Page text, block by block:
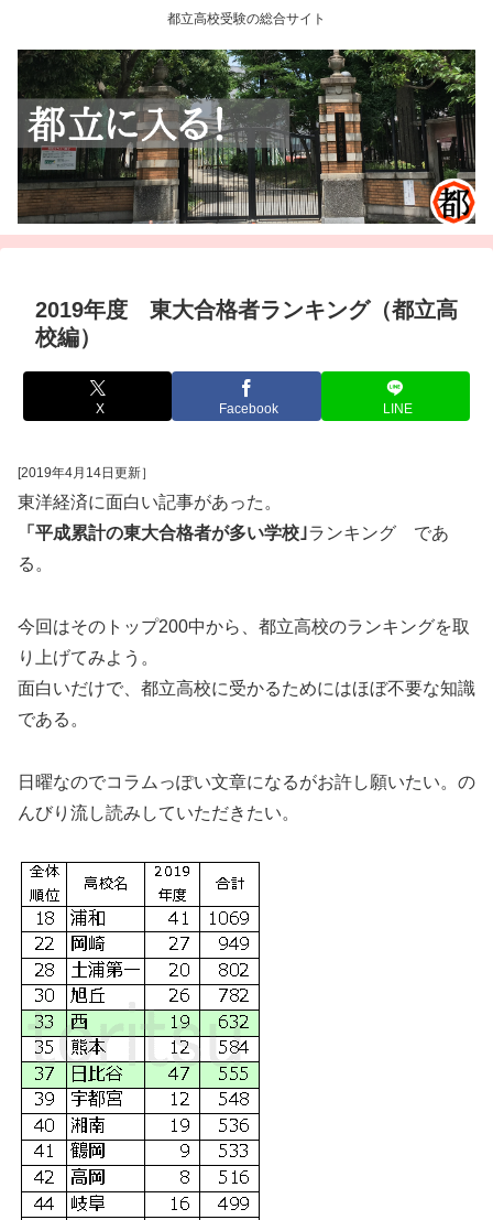
都立高校受験の総合サイト
2019年度 東大合格者ランキング（都立高
校編）
X Facebook LINE
[2019年4月14日更新］
東洋経済に面白い記事があった。
「平成累計の東大合格者が多い学校｣ランキング であ
る。
今回はそのトップ200中から、都立高校のランキングを取
り上げてみよう。
面白いだけで、都立高校に受かるためにはほぼ不要な知識
である。
日曜なのでコラムっぽい文章になるがお許し願いたい。の
んびり流し読みしていただきたい。